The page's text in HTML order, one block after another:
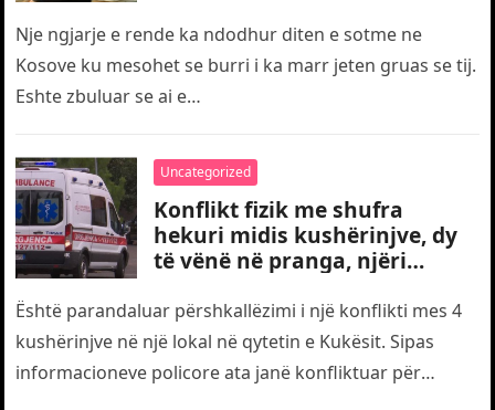
Nje ngjarje e rende ka ndodhur diten e sotme ne
Kosove ku mesohet se burri i ka marr jeten gruas se tij.
Eshte zbuluar se ai e…
Uncategorized
Konflikt fizik me shufra
hekuri midis kushërinjve, dy
të vënë në pranga, njëri
drejt traumës
Është parandaluar përshkallëzimi i një konflikti mes 4
kushërinjve në një lokal në qytetin e Kukësit. Sipas
informacioneve policore ata janë konfliktuar për